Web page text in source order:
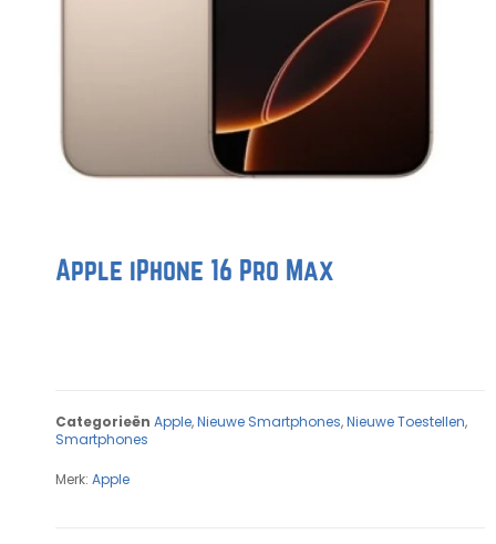
Apple iPhone 16 Pro Max
Categorieën Apple,Nieuwe Smartphones,Nieuwe Toestellen,
Smartphones
Merk: Apple